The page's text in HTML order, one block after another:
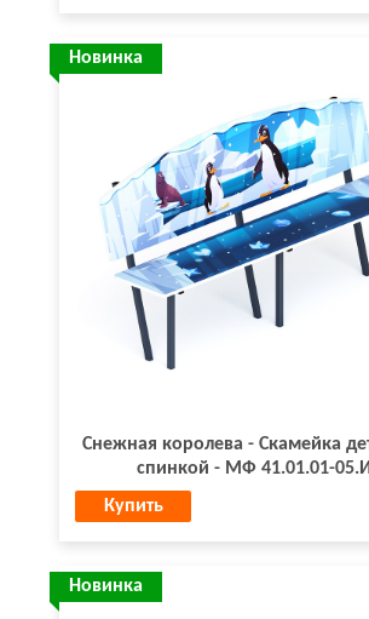
Новинка
Снежная королева - Скамейка
спинкой - МФ 41.01.01-
Купить
Новинка